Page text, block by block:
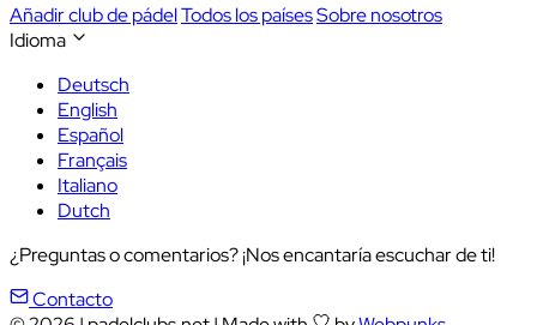
Añadir club de pádelTodos los paísesSobre nosotros
Idioma
Deutsch
English
Español
Français
Italiano
Dutch
¿Preguntas o comentarios? ¡Nos encantaría escuchar de ti!
Contacto